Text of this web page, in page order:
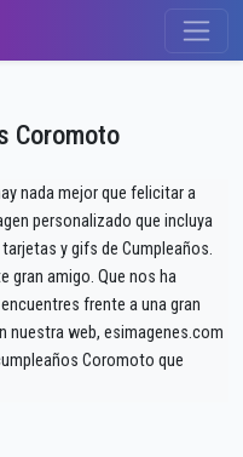
Coromoto
nada mejor que felicitar a
personalizado que incluya
y gifs de Cumpleaños.
gran amigo. Que nos ha
frente a una gran
nuestra web, esimagenes.com
Coromoto que